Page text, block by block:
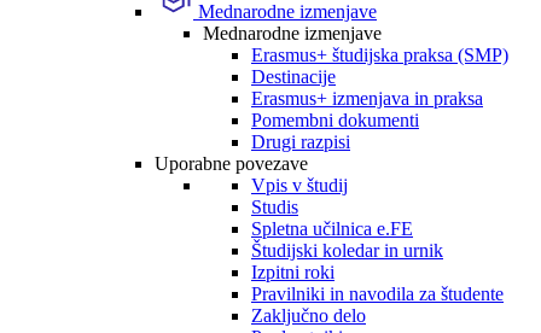
Mednarodne izmenjave
Mednarodne izmenjave
Erasmus+ študijska praksa (SMP)
Destinacije
Erasmus+ izmenjava in praksa
Pomembni dokumenti
Drugi razpisi
Uporabne povezave
Vpis v študij
Studis
Spletna učilnica e.FE
Študijski koledar in urnik
Izpitni roki
Pravilniki in navodila za študente
Zaključno delo